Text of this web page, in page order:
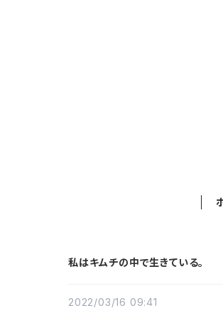
私はキムチの中で生きている。
2022/03/16 09:41